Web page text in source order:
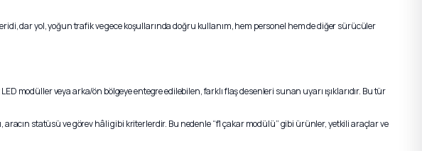
dar yol, yoğun trafik ve gece koşullarında doğru kullanım, hem personel hem de diğer sürücüler
modüller veya arka/ön bölgeye entegre edilebilen, farklı flaş desenleri sunan uyarı ışıklarıdır. Bu tür
statüsü ve görev hâli gibi kriterlerdir. Bu nedenle “f1 çakar modülü” gibi ürünler, yetkili araçlar ve